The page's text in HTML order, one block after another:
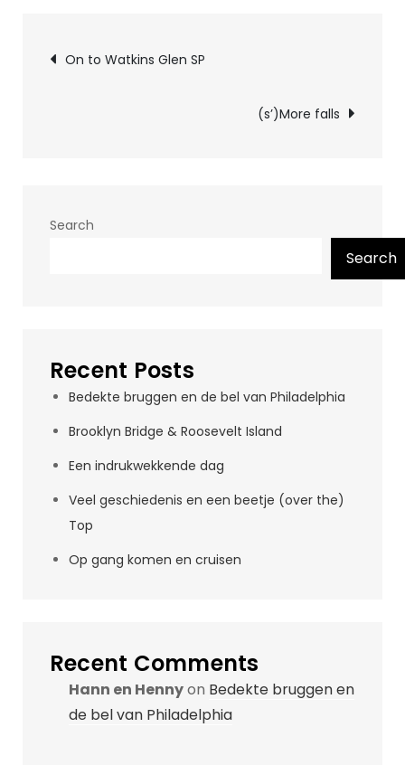
Post
On to Watkins Glen SP
(s’)More falls
Search
Search
Recent Posts
Bedekte bruggen en de bel van Philadelphia
Brooklyn Bridge & Roosevelt Island
Een indrukwekkende dag
Veel geschiedenis en een beetje (over the)
Top
Op gang komen en cruisen
Recent Comments
Hann en Hennyon Bedekte bruggen en
de bel van Philadelphia